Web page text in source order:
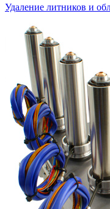
Удаление литников и